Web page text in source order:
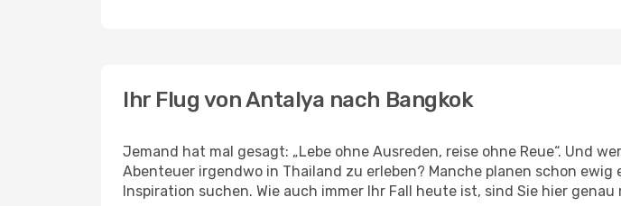
Ihr Flug von Antalya nach Bangkok
Jemand hat mal gesagt: „Lebe ohne Ausreden, reise ohne Reue“. Und
Abenteuer irgendwo in Thailand zu erleben? Manche planen schon
Inspiration suchen. Wie auch immer Ihr Fall heute ist, sind Sie hier genau